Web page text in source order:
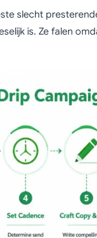
slecht
is. Ze falen